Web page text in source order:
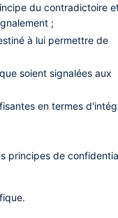
du contradictoire
;
à lui permettre de
soient signalées aux
en termes
principes de